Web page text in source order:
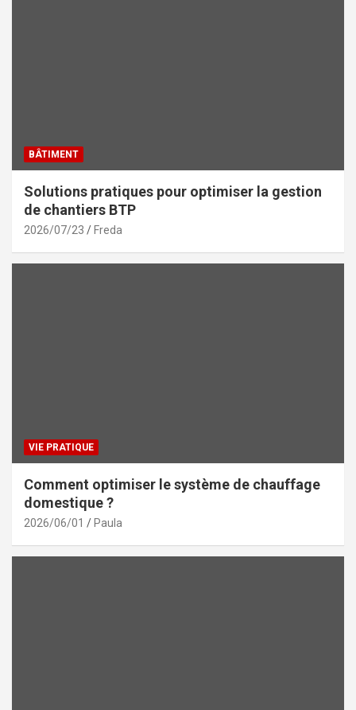
BÂTIMENT
Solutions pratiques pour optimiser la gestion
de chantiers BTP
2026/07/23 Freda
VIE PRATIQUE
Comment optimiser le système de chauffage
domestique ?
2026/06/01 Paula